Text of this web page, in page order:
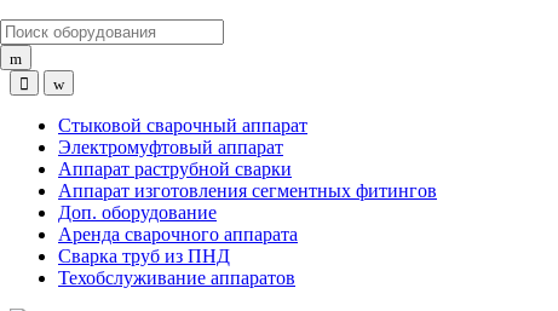
Search for:
Стыковой сварочный аппарат
Электромуфтовый аппарат
Аппарат раструбной сварки
Аппарат изготовления сегментных фитингов
Доп. оборудование
Аренда сварочного аппарата
Сварка труб из ПНД
Техобслуживание аппаратов